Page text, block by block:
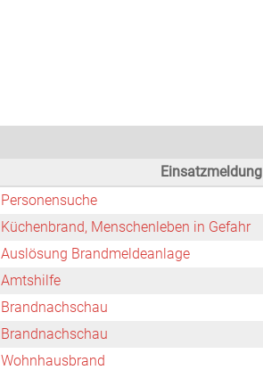
Einsatzmeldung
Personensuche
Küchenbrand, Menschenleben in Gefahr
Auslösung Brandmeldeanlage
Amtshilfe
Brandnachschau
Brandnachschau
Wohnhausbrand